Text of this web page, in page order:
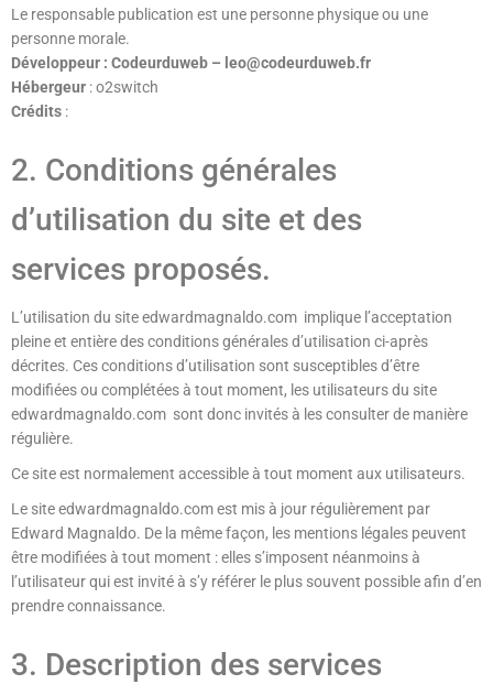
Le responsable publication est une personne physique ou une
personne morale.
Développeur : Codeurduweb – leo@codeurduweb.fr
Hébergeur : o2switch
Crédits :
2. Conditions générales
d’utilisation du site et des
services proposés.
L’utilisation du site edwardmagnaldo.com implique l’acceptation
pleine et entière des conditions générales d’utilisation ci-après
décrites. Ces conditions d’utilisation sont susceptibles d’être
modifiées ou complétées à tout moment, les utilisateurs du site
edwardmagnaldo.com sont donc invités à les consulter de manière
régulière.
Ce site est normalement accessible à tout moment aux utilisateurs.
Le site edwardmagnaldo.com est mis à jour régulièrement par
Edward Magnaldo. De la même façon, les mentions légales peuvent
être modifiées à tout moment : elles s’imposent néanmoins à
l’utilisateur qui est invité à s’y référer le plus souvent possible afin d’en
prendre connaissance.
3. Description des services